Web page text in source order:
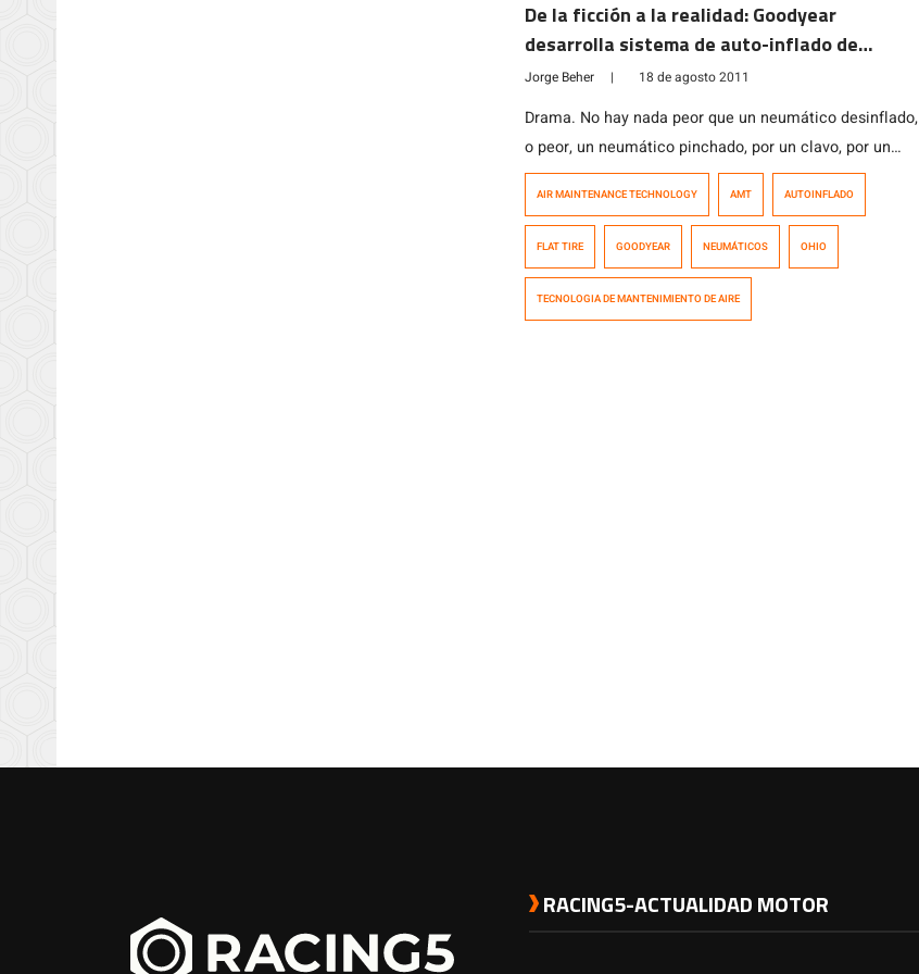
De la ficción a la realidad: Goodyear
desarrolla sistema de auto-inflado de
neumáticos
Jorge Beher | 18 de agosto 2011
Drama. No hay nada peor que un neumático desinflado,
o peor, un neumático pinchado, por un clavo, por un
hoyo en el camino o que se yo. Un pinchazo repentino
neumáticos últimamente han aparecido muchas
tecnologías, como neumáticos blindados, espuma para
sellar el neumático, el sistema PAX de […]
AIR MAINTENANCE TECHNOLOGY AMT AUTOINFLADO
FLAT TIRE GOODYEAR NEUMÁTICOS OHIO
TECNOLOGIA DE MANTENIMIENTO DE AIRE
RACING5-ACTUALIDAD MOTOR